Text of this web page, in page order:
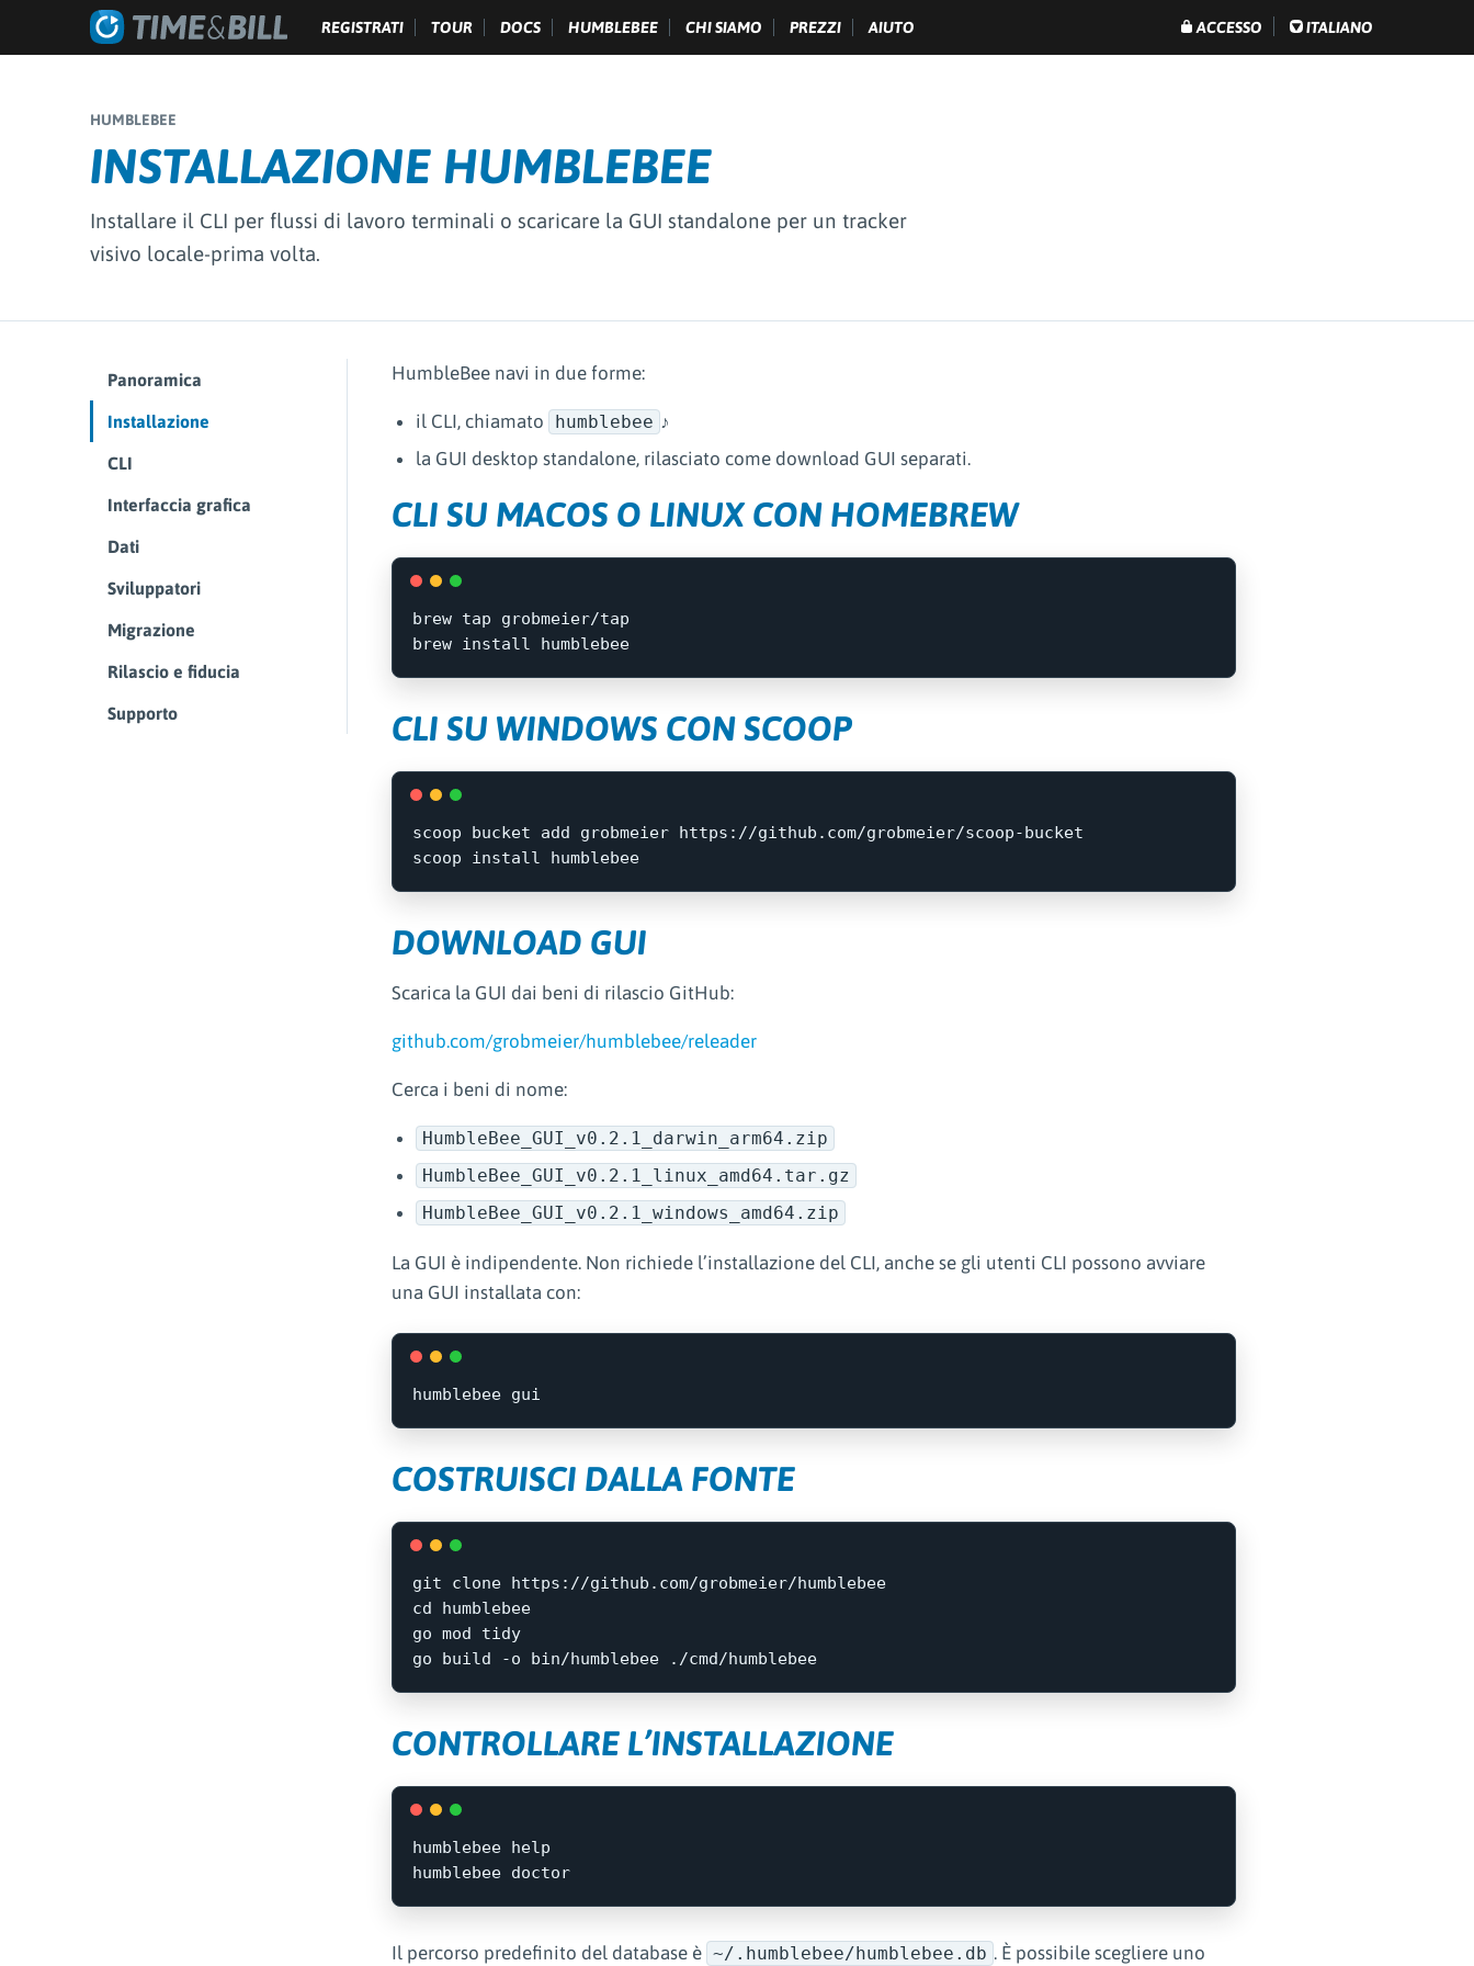
REGISTRATI TOUR DOCS HUMBLEBEE CHI SIAMO PREZZI AIUTO ACCESSO ITALIANO
HUMBLEBEE
INSTALLAZIONE HUMBLEBEE
Installare il CLI per flussi di lavoro terminali o scaricare la GUI standalone per un tracker
visivo locale-prima volta.
Panoramica
Installazione
CLI
Interfaccia grafica
Dati
Sviluppatori
Migrazione
Rilascio e fiducia
Supporto
HumbleBee navi in due forme:
il CLI, chiamato humblebee ♪
la GUI desktop standalone, rilasciato come download GUI separati.
CLI SU MACOS O LINUX CON HOMEBREW
brew tap grobmeier/tap
brew install
CLI SU WINDOWS CON SCOOP
scoop bucket add grobmeier https://github.com/grobmeier/scoop-bucket
scoop
install humblebee
DOWNLOAD GUI
Scarica la GUI dai beni di rilascio GitHub:
github.com/grobmeier/humblebee/releader
Cerca i beni di nome:
HumbleBee_GUI_v0.2.1_darwin_arm64.zip
HumbleBee_GUI_v0.2.1_linux_amd64.tar.gz
HumbleBee_GUI_v0.2.1_windows_amd64.zip
La GUI è indipendente. Non richiede l’installazione del CLI, anche se gli utenti CLI possono avviare
una GUI installata con:
COSTRUISCI DALLA FONTE
cd humblebee
go mod tidy
go build
-o
CONTROLLARE L’INSTALLAZIONE
humblebee
Il percorso predefinito del database è ~/.humblebee/humblebee.db . È possibile scegliere uno